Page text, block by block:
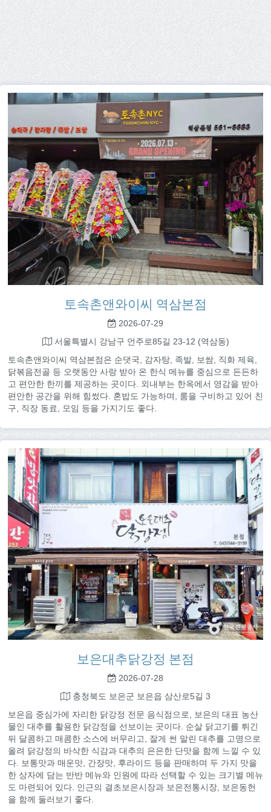
토속촌앤와이씨 역삼본점
2026-07-29
서울특별시 강남구 언주로85길 23-12 (역삼동)
토속촌앤와이씨 역삼본점은 순댓국, 감자탕, 족발, 보쌈, 직화 제육,
닭볶음전골 등 오랫동안 사랑 받아 온 한식 메뉴를 중심으로 든든하
고 편안한 한끼를 제공하는 곳이다. 외내부는 한옥에서 영감을 받아
편안한 공간을 위해 힘썼다. 혼밥도 가능하며, 룸을 구비하고 있어 친
구, 직장 동료, 모임 등을 가지기도 좋다.
보은대추닭강정 본점
2026-07-28
충청북도 보은군 보은읍 삼산로5길 3
보은읍 중심가에 자리한 닭강정 전문 음식점으로, 보은의 대표 농산
물인 대추를 활용한 닭강정을 선보이는 곳이다. 순살 닭고기를 튀긴
뒤 달콤하고 매콤한 소스에 버무리고, 잘게 썬 말린 대추를 고명으로
올려 닭강정의 바삭한 식감과 대추의 은은한 단맛을 함께 느낄 수 있
다. 보통맛과 매운맛, 간장맛, 후라이드 등을 판매하며 두 가지 맛을
한 상자에 담는 반반 메뉴와 인원에 따라 선택할 수 있는 크기별 메뉴
도 마련되어 있다. 인근의 결초보은시장과 보은전통시장, 보은동헌
을 함께 둘러보기 좋다.